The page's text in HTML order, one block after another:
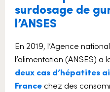
surdosage de
l’ANSES
En 2019, l’Agence
l’alimentation (ANSES) a
deux cas d’hépatites
Francechez des